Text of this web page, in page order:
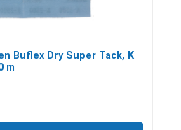
Buflex Dry Super Tack, K
m